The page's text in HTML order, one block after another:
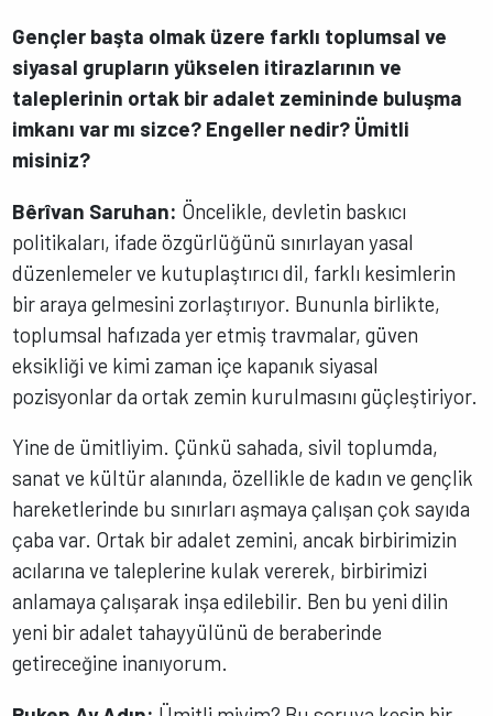
Gençler başta olmak üzere farklı toplumsal ve
siyasal grupların yükselen itirazlarının ve
taleplerinin ortak bir adalet zemininde buluşma
imkanı var mı sizce? Engeller nedir? Ümitli
misiniz?
Bêrîvan Saruhan: Öncelikle, devletin baskıcı
politikaları, ifade özgürlüğünü sınırlayan yasal
düzenlemeler ve kutuplaştırıcı dil, farklı kesimlerin
bir araya gelmesini zorlaştırıyor. Bununla birlikte,
toplumsal hafızada yer etmiş travmalar, güven
eksikliği ve kimi zaman içe kapanık siyasal
pozisyonlar da ortak zemin kurulmasını güçleştiriyor.
Yine de ümitliyim. Çünkü sahada, sivil toplumda,
sanat ve kültür alanında, özellikle de kadın ve gençlik
hareketlerinde bu sınırları aşmaya çalışan çok sayıda
çaba var. Ortak bir adalet zemini, ancak birbirimizin
acılarına ve taleplerine kulak vererek, birbirimizi
anlamaya çalışarak inşa edilebilir. Ben bu yeni dilin
yeni bir adalet tahayyülünü de beraberinde
getireceğine inanıyorum.